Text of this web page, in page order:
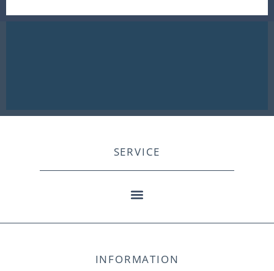
SERVICE
INFORMATION